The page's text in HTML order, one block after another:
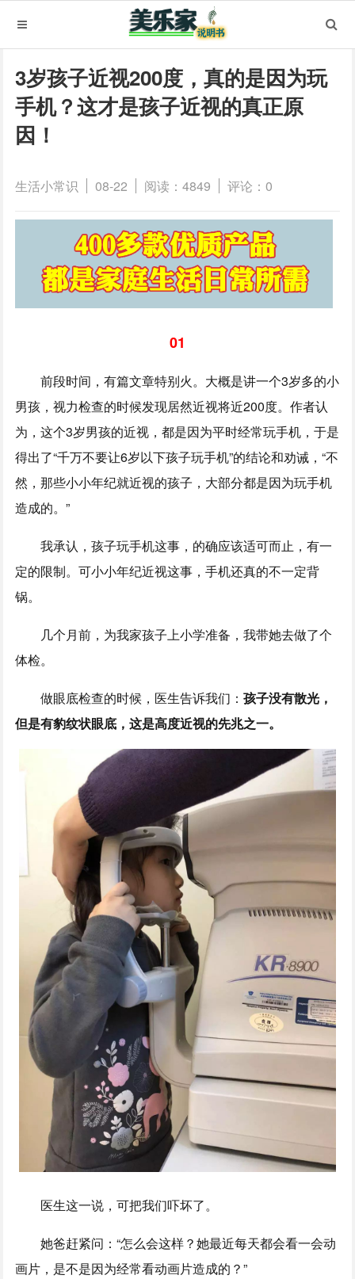
3岁孩子近视200度，真的是因为玩
手机？这才是孩子近视的真正原
因！
生活小常识 08-22 阅读：4849 评论：0
01
前段时间，有篇文章特别火。大概是讲一个3岁多的小
男孩，视力检查的时候发现居然近视将近200度。作者认
为，这个3岁男孩的近视，都是因为平时经常玩手机，于是
得出了“千万不要让6岁以下孩子玩手机”的结论和劝诫，“不
然，那些小小年纪就近视的孩子，大部分都是因为玩手机
造成的。”
我承认，孩子玩手机这事，的确应该适可而止，有一
定的限制。可小小年纪近视这事，手机还真的不一定背
锅。
几个月前，为我家孩子上小学准备，我带她去做了个
体检。
做眼底检查的时候，医生告诉我们：孩子没有散光，
但是有豹纹状眼底，这是高度近视的先兆之一。
医生这一说，可把我们吓坏了。
她爸赶紧问：“怎么会这样？她最近每天都会看一会动
画片，是不是因为经常看动画片造成的？”